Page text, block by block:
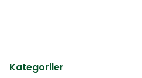
Kategoriler